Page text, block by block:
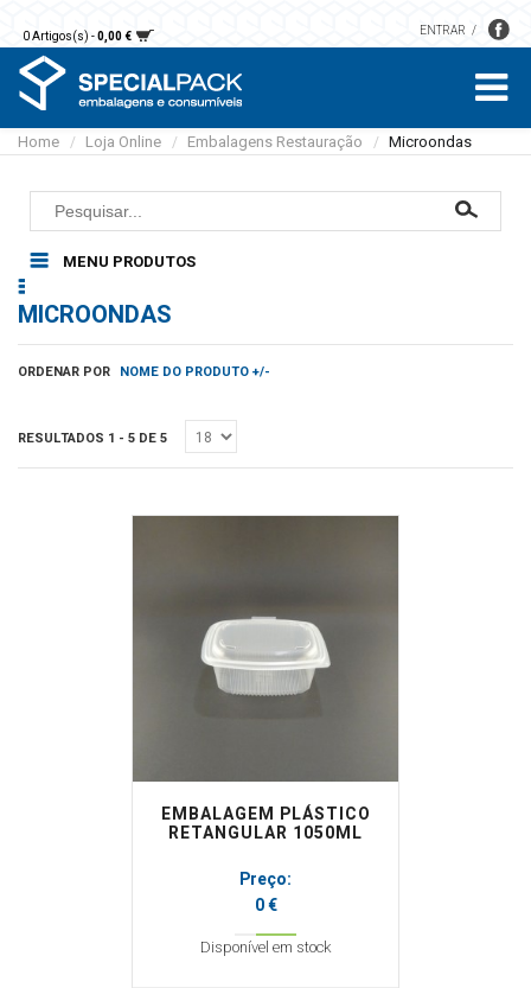
0 Artigos(s) -0,00 € ENTRAR
Home / Loja Online / Embalagens Restauração / Microondas
MENU PRODUTOS
Alumínio
Microondas
Sobremesas e saladas
Cartão
EPS
Pastelaria
Embalagens plástico
Papel
Toalhas mesa
Papel higiénico
Sacos
Detergentes
Acessórios Limpeza
Rolos alumínio e película aderente
MICROONDAS
ORDENAR POR NOME DO PRODUTO +/-
RESULTADOS 1 - 5 DE 5
EMBALAGEM PLÁSTICO
RETANGULAR 1050ML
Preço:
0 €
Disponível em stock